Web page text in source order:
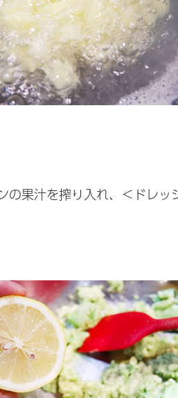
の果汁を搾り入れ、＜ドレッ